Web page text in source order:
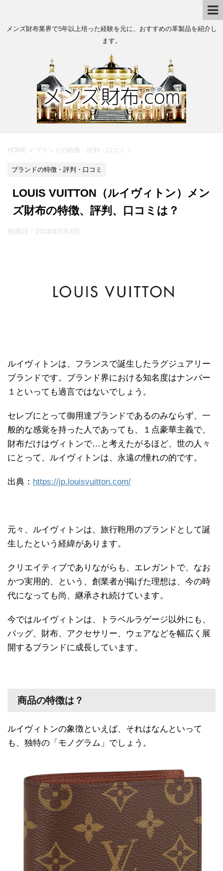
メンズ財布業界で5年以上培った経験を元に、おすすめの革製品を紹介し
ます。
HOME > ブランドの特徴・評判・口コミ >
ブランドの特徴・評判・口コミ
LOUIS VUITTON（ルイヴィトン）メン
ズ財布の特徴、評判、口コミは？
投稿日： 2018年9月4日
ルイヴィトンは、フランスで誕生したラグジュアリー
ブランドです。ブランド界における知名度はナンバー
１といっても過言ではないでしょう。
セレブにとって御用達ブランドであるのみならず、一
般的な感覚を持った人であっても、１点豪華主義で、
財布だけはヴィトンで…と考えたがるほど、世の人々
にとって、ルイヴィトンは、永遠の憧れの的です。
出典： https://jp.louisvuitton.com/
元々、ルイヴィトンは、旅行鞄用のブランドとして誕
生したという経緯があります。
クリエイティブでありながらも、エレガントで、なお
かつ実用的、という、創業者が掲げた理想は、今の時
代になっても尚、継承され続けています。
今ではルイヴィトンは、トラベルラゲージ以外にも、
バッグ、財布、アクセサリー、ウェアなどを幅広く展
開するブランドに成長しています。
商品の特徴は？
ルイヴィトンの象徴といえば、それはなんといって
も、独特の「モノグラム」でしょう。